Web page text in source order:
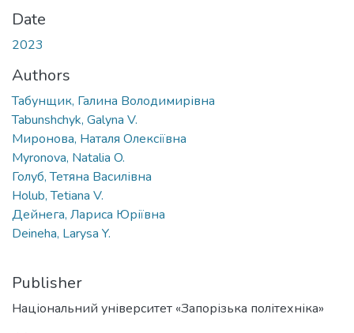
Date
2023
Authors
Табунщик, Галина Володимирівна
Tabunshchyk, Galyna V.
Миронова, Наталя Олексіївна
Myronova, Natalia O.
Голуб, Тетяна Василівна
Holub, Tetiana V.
Дейнега, Лариса Юріївна
Deineha, Larysa Y.
Publisher
Національний університет «Запорізька політехніка»